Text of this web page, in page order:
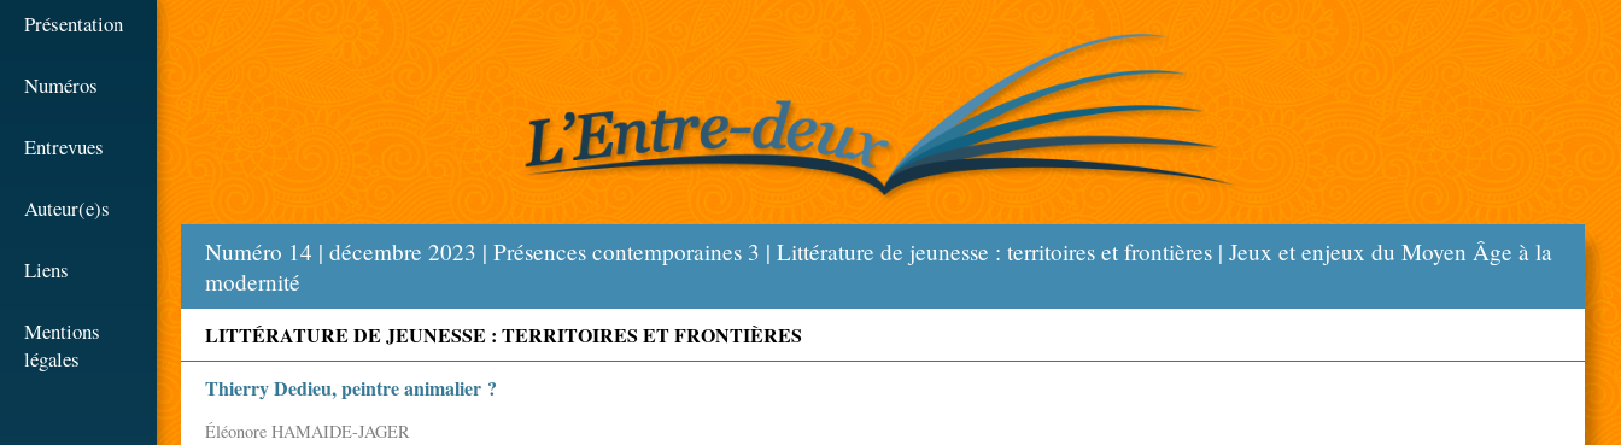
Présentation
Numéros
Entrevues
Auteur(e)s
Liens
Mentions
légales
Numéro 14 | décembre 2023 | Présences contemporaines 3 | Littérature de jeunesse : territoires et frontières | Jeux et enjeux du Moyen Âge à la
modernité
LITTÉRATURE DE JEUNESSE : TERRITOIRES ET FRONTIÈRES
Thierry Dedieu, peintre animalier ?
Éléonore HAMAIDE-JAGER